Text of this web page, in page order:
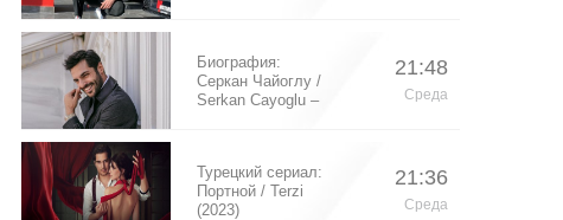
Биография:
Серкан Чайоглу /
Serkan Cayoglu –
21:48
Среда
Турецкий сериал:
Портной / Terzi
(2023)
21:36
Среда